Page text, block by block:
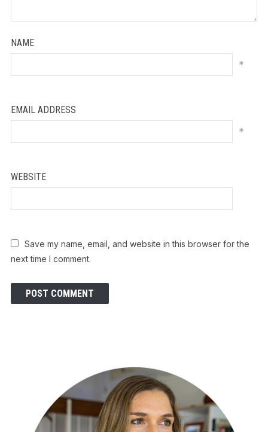
NAME
*
EMAIL ADDRESS
*
WEBSITE
Save my name, email, and website in this browser for the
next time I comment.